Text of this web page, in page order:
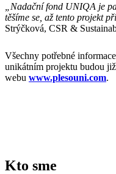
„Nadační fond UNIQA je
těšíme se, až tento projekt
Strýčková, CSR &
Všechny potřebné
unikátním projektu budou
webu www.plesouni.com.
Kto sme